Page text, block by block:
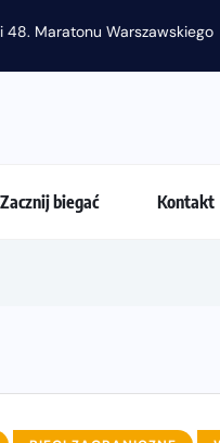
Zacznij biegać Kontakt